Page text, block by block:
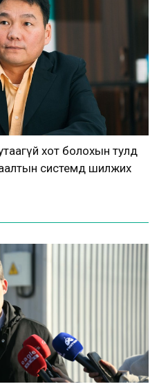
хот болохын тулд
системд шилжих